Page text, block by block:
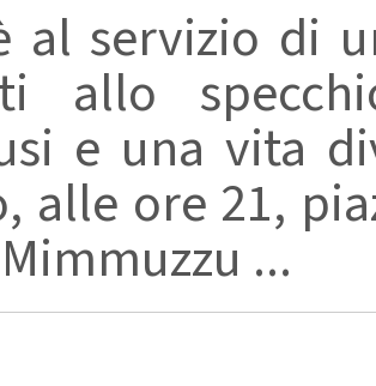
al servizio di
allo
e una vita
alle ore 21,
...